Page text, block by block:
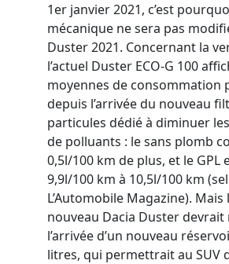
1er janvier 2021, c’est
mécanique ne sera pas
Duster 2021. Concernant la
l’actuel Duster ECO-G 100
moyennes de consommation
depuis l’arrivée du nouveau
particules dédié à diminuer
de polluants : le sans plomb
0,5l/100 km de plus, et le GPL
9,9l/100 km à 10,5l/100 km
L’Automobile Magazine). Mais
nouveau Dacia Duster
l’arrivée d’un nouveau
litres, qui permettrait au SUV